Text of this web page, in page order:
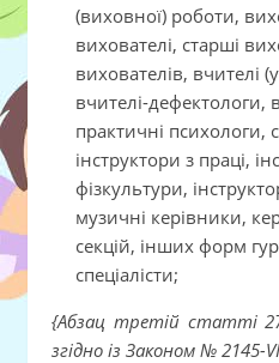
(виховної) роботи,
вихователі, старші
вихователів, вчителі
вчителі-дефектологи,
практичні психологи,
інструктори з праці,
фізкультури,
музичні керівники,
секцій, інших форм
спеціалісти;
{Абзац третій статті
згідно із Законом № 2145-